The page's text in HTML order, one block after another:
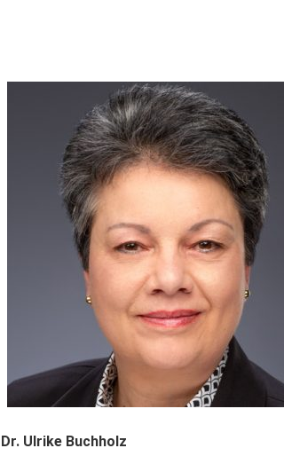
Ulrike Buchholz